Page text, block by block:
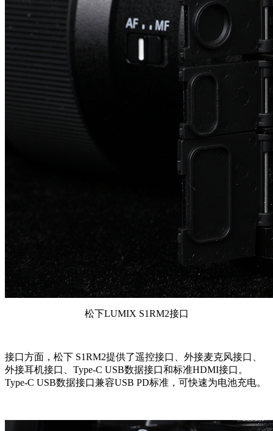
松下LUMIX S1RM2接口
接口方面，松下 S1RM2提供了遥控接口、外接麦克风接口、
外接耳机接口、Type-C USB数据接口和标准HDMI接口。
Type-C USB数据接口兼容USB PD标准，可快速为电池充电。